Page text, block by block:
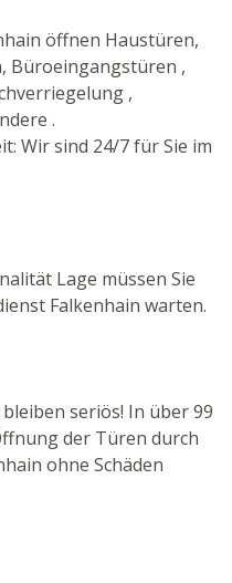
öffnen Haustüren,
Büroeingangstüren ,
,
.
Wir sind 24/7 für Sie im
Lage müssen Sie
Falkenhain warten.
seriös! In über 99
der Türen durch
ohne Schäden